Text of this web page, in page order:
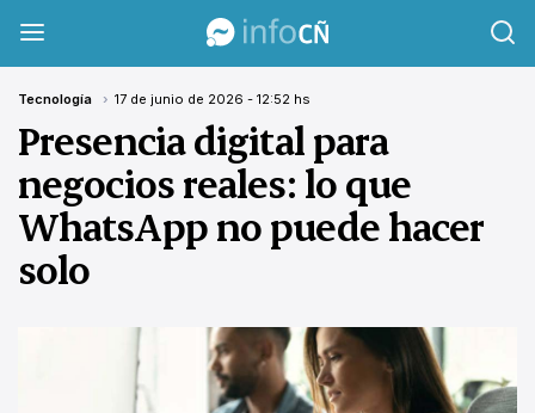
Tecnología 17 de junio de 2026 - 12:52 hs
Presencia digital para
negocios reales: lo que
WhatsApp no puede hacer
solo